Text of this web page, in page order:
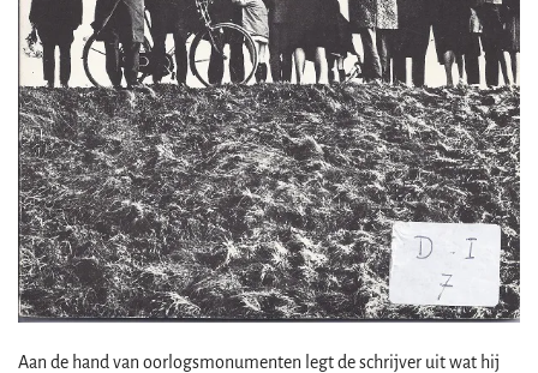
Aan de hand van oorlogsmonumenten legt de schrijver uit wat hij